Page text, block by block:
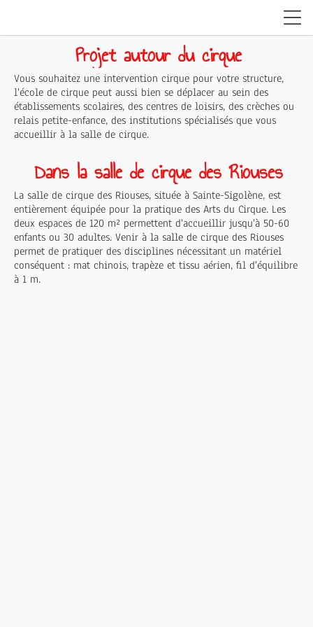
Projet autour du cirque
Vous souhaitez une intervention cirque pour votre structure,
l'école de cirque peut aussi bien se déplacer au sein des
établissements scolaires, des centres de loisirs, des crèches ou
relais petite-enfance, des institutions spécialisés que vous
accueillir à la salle de cirque.
Dans la salle de cirque des Riouses
La salle de cirque des Riouses, située à Sainte-Sigolène, est
entièrement équipée pour la pratique des Arts du Cirque. Les
deux espaces de 120 m² permettent d'accueillir jusqu'à 50-60
enfants ou 30 adultes. Venir à la salle de cirque des Riouses
permet de pratiquer des disciplines nécessitant un matériel
conséquent : mat chinois, trapèze et tissu aérien, fil d'équilibre
à 1 m.